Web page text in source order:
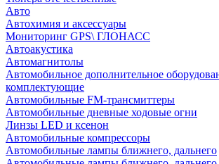
Авто
Автохимия и аксессуары
Мониторинг GPS\ ГЛОНАСС
Автоакустика
Автомагнитолы
Автомобильное дополнительное
комплектующие
Автомобильные FM-трансмиттеры
Автомобильные дневные ходовые огни
Линзы LED и ксенон
Автомобильные компрессоры
Автомобильные лампы ближнего, дальнего